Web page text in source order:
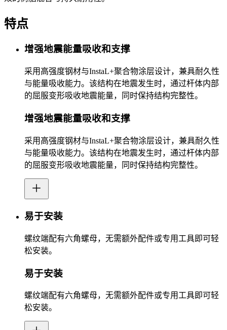
特点
增强地震能量吸收和支撑
采用高强度钢材与InstaL+聚合物涂层设计，兼具耐久性
与能量吸收能力。该结构在地震发生时，通过杆体内部
的屈服变形吸收地震能量，同时保持结构完整性。
增强地震能量吸收和支撑
采用高强度钢材与InstaL+聚合物涂层设计，兼具耐久性
与能量吸收能力。该结构在地震发生时，通过杆体内部
的屈服变形吸收地震能量，同时保持结构完整性。
易于安装
螺纹端配有六角螺母，无需额外配件或专用工具即可轻
松安装。
易于安装
螺纹端配有六角螺母，无需额外配件或专用工具即可轻
松安装。